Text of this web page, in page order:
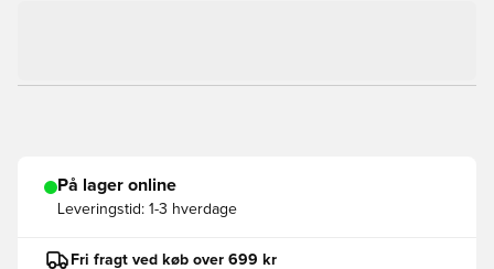
På lager online
Leveringstid: 1-3 hverdage
Fri fragt ved køb over 699 kr